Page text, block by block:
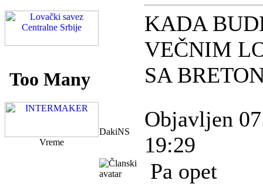
Vreme
KADA
VEČNIM
SA
DakiNS
Objavljen
19:29
Pa opet